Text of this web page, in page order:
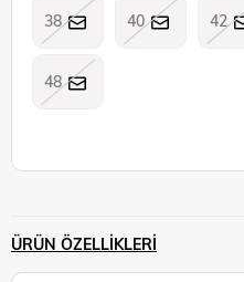
38 40 42
48
ÜRÜN ÖZELLIKLERI